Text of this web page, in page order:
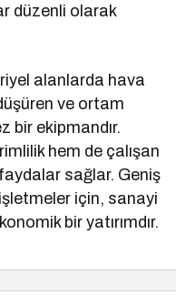
düzenli olarak
alanlarda hava
ve ortam
bir ekipmandır.
hem de çalışan
faydalar sağlar. Geniş
için, sanayi
bir yatırımdır.